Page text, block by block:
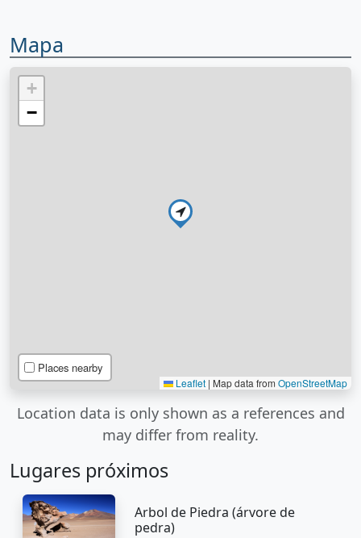
Mapa
+
−
Places nearby
Leaflet | Map data from OpenStreetMap
Location data is only shown as a references and
may differ from reality.
Lugares próximos
Arbol de Piedra (árvore de
pedra)